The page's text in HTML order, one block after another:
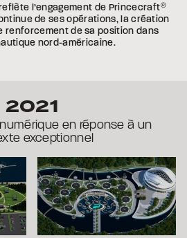
l’engagement de Princecraft®
de ses opérations, la création
renforcement de sa position dans
nord-américaine.
2021
en réponse à un
exceptionnel